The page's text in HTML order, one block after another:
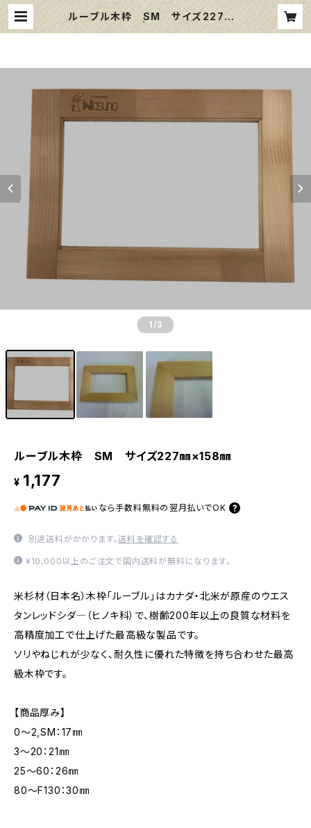
ルーブル木枠 SM サイズ227㎜×
1 /3
ルーブル木枠 SM サイズ227㎜×158㎜
¥ 1,177
なら 手数料無料の 翌月払いでOK
別途送料がかかります。送料を確認する
¥10,000以上のご注文で国内送料が無料になります。
米杉材（日本名）木枠「ルーブル」はカナダ・北米が原産のウエス
タンレッドシダ―（ヒノキ科）で、樹齢200年以上の良質な材料を
高精度加工で仕上げた最高級な製品です。
ソリやねじれが少なく、耐久性に優れた特徴を持ち合わせた最高
級木枠です。
【商品厚み】
0～2,SM：17㎜
3～20：21㎜
25～60：26㎜
80～F130：30㎜